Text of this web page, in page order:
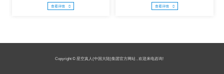
查看详情 查看详情
Copyright © 星空真人(中国大陆)集团官方网站 , 欢迎来电咨询!